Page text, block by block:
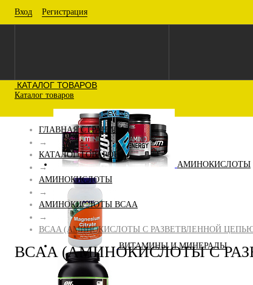
Вход Регистрация
КАТАЛОГ ТОВАРОВ
Каталог товаров
АМИНОКИСЛОТЫ
ВИТАМИНЫ И МИНЕРАЛЫ
ГЛАВНАЯ СТРАНИЦА
→
КАТАЛОГ ТОВАРОВ
→
АМИНОКИСЛОТЫ
→
АМИНОКИСЛОТЫ BCAA
→
BCAA (АМИНОКИСЛОТЫ С РАЗВЕТВЛЕННОЙ ЦЕПЬЮ)
BCAA (АМИНОКИСЛОТЫ С